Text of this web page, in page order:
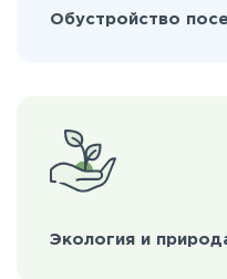
Обустройство
Экология и